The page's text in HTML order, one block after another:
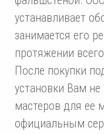
устанавливает
занимается его
протяжении
После покупки
установки Вам
мастеров для ее
официальным